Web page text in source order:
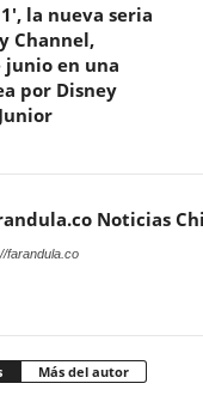
la nueva seria
Channel,
junio en una
por Disney
Noticias
farandula.co
Más del autor